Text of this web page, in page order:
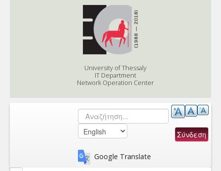
University of Thessaly
IT Department
Network Operation Center
Search form
Αναζήτηση
Google Translate